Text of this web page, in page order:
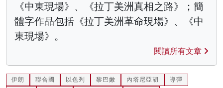
《中東現場》、《拉丁美洲真相之路》；簡
體字作品包括《拉丁美洲革命現場》、《中
東現場》。
閱讀所有文章
伊朗 聯合國 以色列 黎巴嫩 內塔尼亞胡
導彈